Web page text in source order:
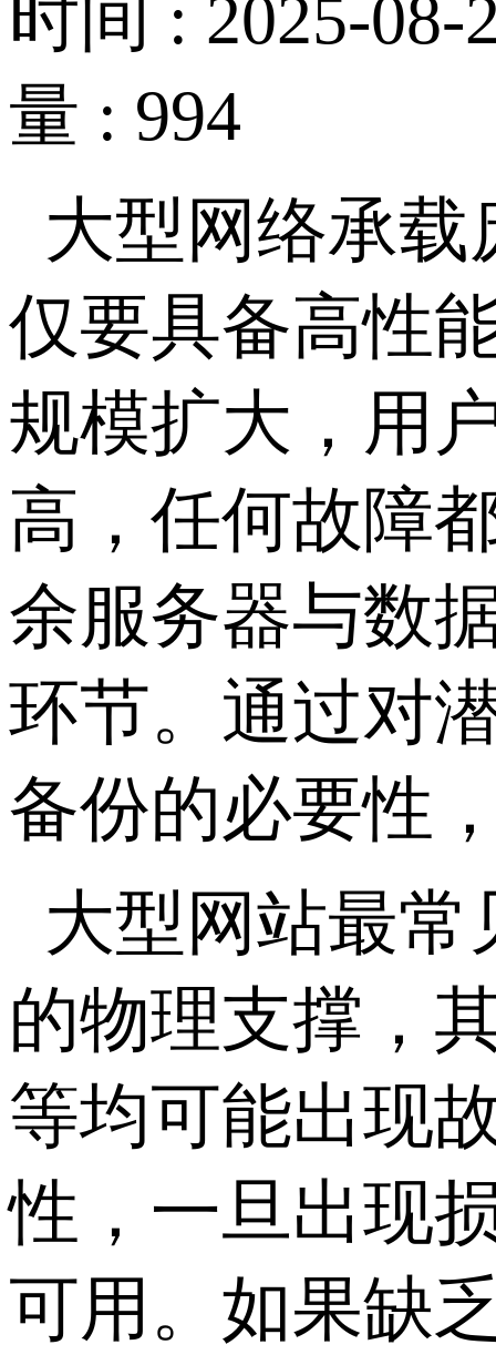
时间 : 2025-08-
量 : 994
大型网络承
仅要具备高性
规模扩大，用
高，任何故障
余服务器与数
环节。通过对
备份的必要性
大型网站最
的物理支撑，
等均可能出现
性，一旦出现
可用。如果缺